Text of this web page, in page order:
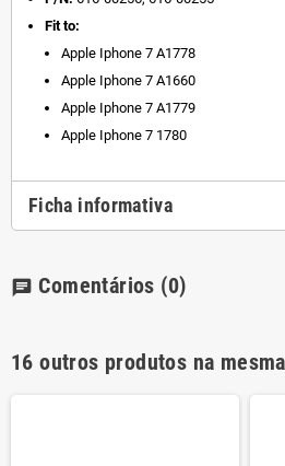
Fit to:
Apple Iphone 7 A1778
Apple Iphone 7 A1660
Apple Iphone 7 A1779
Apple Iphone 7 1780
Ficha informativa
chat Comentários (0)
16 outros produtos na